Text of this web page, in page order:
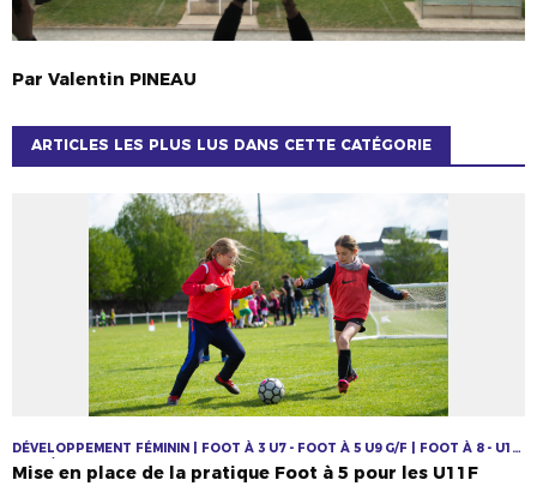
Par Valentin PINEAU
ARTICLES LES PLUS LUS DANS CETTE CATÉGORIE
DÉVELOPPEMENT FÉMININ | FOOT À 3 U7 - FOOT À 5 U9 G/F | FOOT À 8 - U11
U13 G/F U15F
Mise en place de la pratique Foot à 5 pour les U11F